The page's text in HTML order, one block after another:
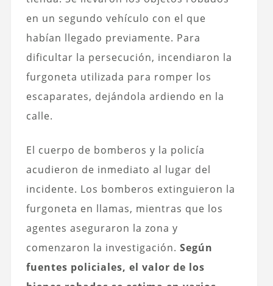
en un segundo vehículo con el que
habían llegado previamente. Para
dificultar la persecución, incendiaron la
furgoneta utilizada para romper los
escaparates, dejándola ardiendo en la
calle.
El cuerpo de bomberos y la policía
acudieron de inmediato al lugar del
incidente. Los bomberos extinguieron la
furgoneta en llamas, mientras que los
agentes aseguraron la zona y
comenzaron la investigación. Según
fuentes policiales, el valor de los